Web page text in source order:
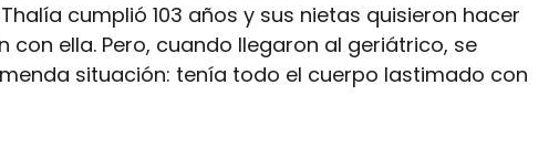
cumplió 103 años y sus nietas quisieron hacer
con ella. Pero, cuando llegaron al geriátrico, se
situación: tenía todo el cuerpo lastimado con